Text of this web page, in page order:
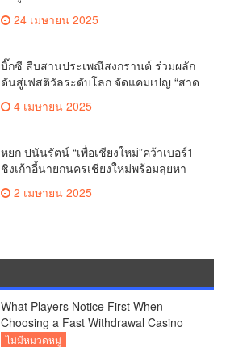
เพื่อสืบสาน อนุรักษ์ประเพณีอันดีงามที่
24 เมษายน 2025
บิ๊กซี สืบสานประเพณีสงกรานต์ ร่วมผลัก
ดันสู่เฟสติวัลระดับโลก จัดแคมเปญ “สาด
สนุกรับสงกรานต์ที่บิ๊กซี” อัดโปรฉ่ำ ลด
สูงสุด 50% กระตุ้นการเดินทางนักท่อง
2,132 ล้านบาท
4 เมษายน 2025
หยก ปนันรัตน์ “เพื่อเชียงใหม่”คว้าเบอร์1
ชิงเก้าอี้นายกนครเชียงใหม่พร้อมลุยหา
เสียงเต็มที่
2 เมษายน 2025
What Players Notice First When
Choosing a Fast Withdrawal Casino
UK
ไม่มีหมวดหมู่